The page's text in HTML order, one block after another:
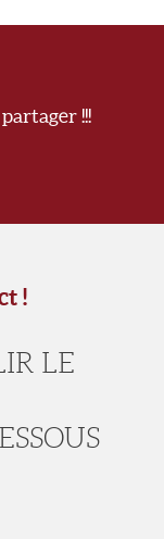
!!!
!
LE